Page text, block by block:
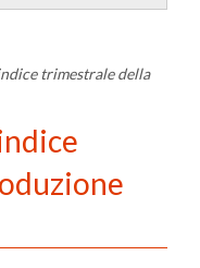
trimestrale della